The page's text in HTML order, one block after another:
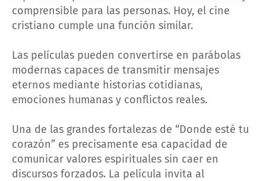
comprensible para las personas. Hoy, el cine
cristiano cumple una función similar.
Las películas pueden convertirse en parábolas
modernas capaces de transmitir mensajes
eternos mediante historias cotidianas,
emociones humanas y conflictos reales.
Una de las grandes fortalezas de “Donde esté tu
corazón” es precisamente esa capacidad de
comunicar valores espirituales sin caer en
discursos forzados. La película invita al